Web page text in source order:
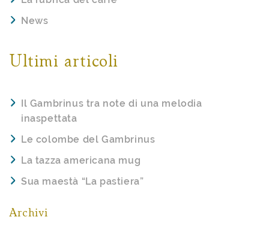
News
Ultimi articoli
Il Gambrinus tra note di una melodia
inaspettata
Le colombe del Gambrinus
La tazza americana mug
Sua maestà “La pastiera”
Archivi